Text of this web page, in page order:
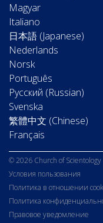
Magyar
Italiano
日本語 (Japanese)
Nederlands
Norsk
Português
Русский (Russian)
Svenska
繁體中文 (Chinese)
Français
© 2026 Church of
Условия пользования
Политика в отношении
Политика
Правовое уведомление